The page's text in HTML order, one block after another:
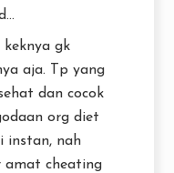
keknya gk
aja. Tp yang
dan cocok
org diet
instan, nah
amat cheating